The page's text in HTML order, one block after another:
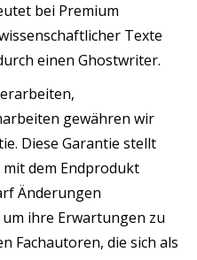
bei Premium
Texte
einen Ghostwriter.
gewähren wir
Diese Garantie stellt
dem Endprodukt
Änderungen
ihre Erwartungen zu
Fachautoren, die sich als